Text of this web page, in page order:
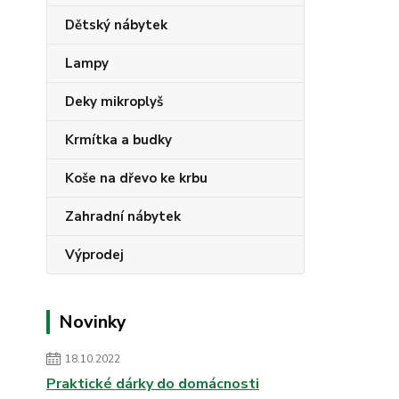
Dětský nábytek
Lampy
Deky mikroplyš
Krmítka a budky
Koše na dřevo ke krbu
Zahradní nábytek
Výprodej
Novinky
18.10.2022
Praktické dárky do domácnosti